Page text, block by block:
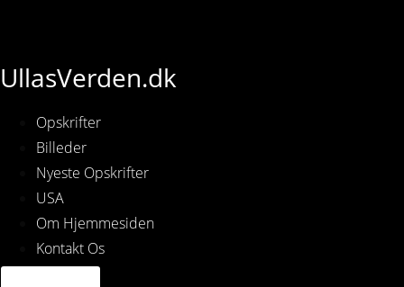
UllasVerden.dk
Opskrifter
Billeder
Nyeste Opskrifter
USA
Om Hjemmesiden
Kontakt Os